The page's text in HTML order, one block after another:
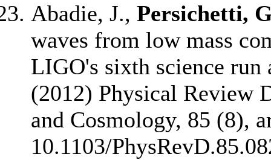
Abadie, J., Persichetti,
waves from low mass
LIGO's sixth science run
(2012) Physical Review
and Cosmology, 85 (8),
10.1103/